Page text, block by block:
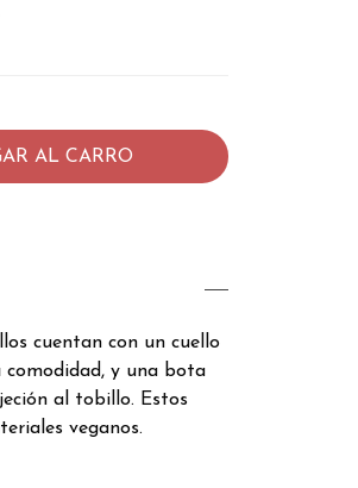
cuentan con un cuello
comodidad, y una bota
al tobillo. Estos
veganos.